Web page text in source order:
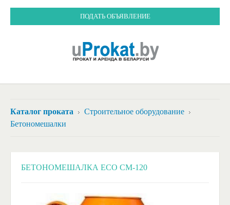
ПОДАТЬ ОБЪЯВЛЕНИЕ
Каталог проката
Строительное оборудование
Бетономешалки
БЕТОНОМЕШАЛКА ECO CM-120